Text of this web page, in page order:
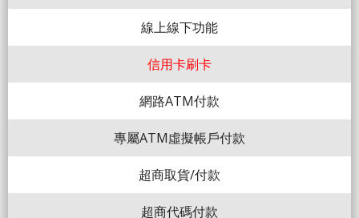
線上線下功能
信用卡刷卡
網路ATM付款
專屬ATM虛擬帳戶付款
超商取貨/付款
超商代碼付款